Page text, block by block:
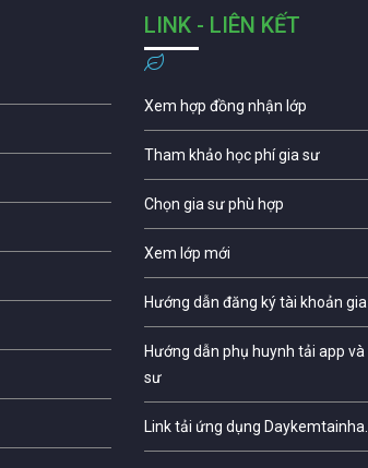
LINK - LIÊN KẾT
Xem hợp đồng nhận lớp
Tham khảo học phí gia sư
Chọn gia sư phù hợp
Xem lớp mới
Hướng dẫn đăng ký tài khoản
Hướng dẫn phụ huynh tải app
sư
Link tải ứng dụng